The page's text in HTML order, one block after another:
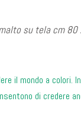
su tela cm 80
il mondo a colori.
di credere